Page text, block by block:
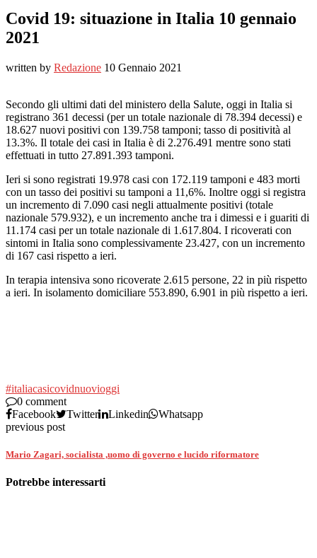
Covid 19: situazione in Italia 10 gennaio
2021
written by Redazione 10 Gennaio 2021
Secondo gli ultimi dati del ministero della Salute, oggi in Italia si
registrano 361 decessi (per un totale nazionale di 78.394 decessi) e ​
18.627 nuovi positivi con 139.758 tamponi; tasso di positività al
13.3%. Il totale dei casi in Italia è di 2.276.491 mentre sono stati
effettuati in tutto 27.891.393 tamponi.
Ieri si sono registrati 19.978 casi con 172.119 tamponi e 483 morti
con un tasso dei positivi su tamponi a 11,6%. Inoltre oggi si registra
un incremento di 7.090 casi negli attualmente positivi (totale
nazionale 579.932), e un incremento anche tra i dimessi e i guariti di
11.174 casi per un totale nazionale di 1.617.804. I ricoverati con
sintomi in Italia sono complessivamente 23.427, con un incremento
di 167 casi rispetto a ieri.
In terapia intensiva sono ricoverate 2.615 persone, 22 in più rispetto
a ieri. In isolamento domiciliare 553.890, 6.901 in più rispetto a ieri.
#italiacasicovidnuovioggi
0 comment
Facebook
Twitter Linkedin
Whatsapp
previous post
Mario Zagari, socialista ,uomo di governo e lucido riformatore
Potrebbe interessarti